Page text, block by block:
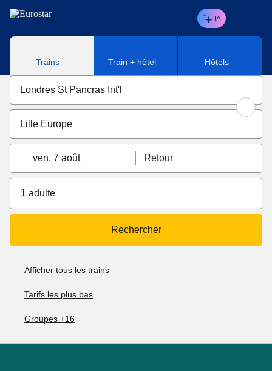
Aller au contenu principal
IA
Trains Train + hôtel Hôtels
ven. 7 août Retour
1 adulte
Rechercher
Afficher tous les trains
Tarifs les plus bas
Groupes +16